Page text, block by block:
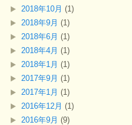
2018年10月 (1)
2018年9月 (1)
2018年6月 (1)
2018年4月 (1)
2018年1月 (1)
2017年9月 (1)
2017年1月 (1)
2016年12月 (1)
2016年9月 (9)